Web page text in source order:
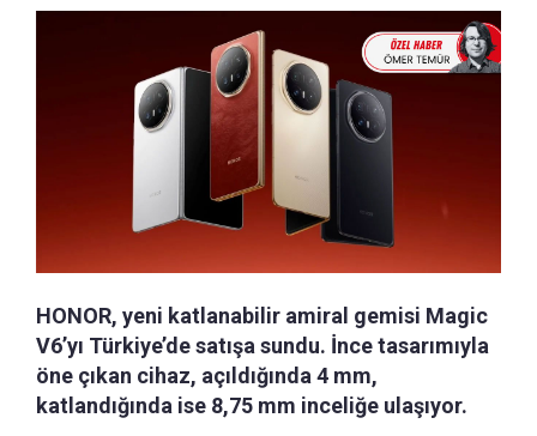
HONOR, yeni katlanabilir amiral gemisi Magic
V6’yı Türkiye’de satışa sundu. İnce tasarımıyla
öne çıkan cihaz, açıldığında 4 mm,
katlandığında ise 8,75 mm inceliğe ulaşıyor.